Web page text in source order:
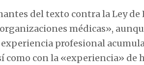
del texto contra la Ley
médicas»,
profesional
como con la «experiencia» de